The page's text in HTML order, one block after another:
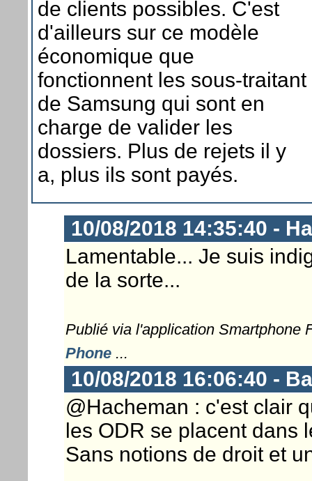
de clients possibles. C'est
d'ailleurs sur ce modèle
économique que
fonctionnent les sous-traitant
de Samsung qui sont en
charge de valider les
dossiers. Plus de rejets il y
a, plus ils sont payés.
10/08/2018 14:35:40 -
Lamentable... Je suis
de la sorte...
Publié via l'application Smartphone
Phone...
10/08/2018 16:06:40 -
@Hacheman : c'est clair
les ODR se placent dans
Sans notions de droit et